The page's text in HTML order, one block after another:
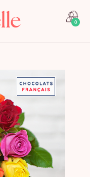
0